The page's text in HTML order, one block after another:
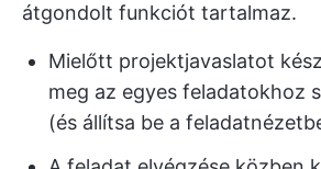
átgondolt funkciót tartalmaz.
Mielőtt projektjavaslatot
meg az egyes feladatokhoz
(és állítsa be a